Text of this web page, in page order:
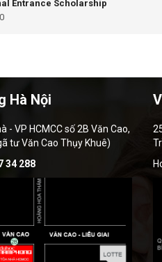
Entrance Scholarship
Hà Nội
- VP HCMCC số 2B Văn Cao,
tư Văn Cao Thụy Khuê)
34 288